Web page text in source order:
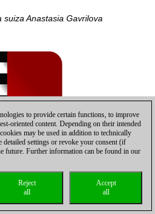
Anastasia Gavrilova
to provide certain functions, to improve
oriented content. Depending on their intended
may be used in addition to technically
detailed settings or revoke your consent (if
future. Further information can be found in our
Accept
all
Reject
all